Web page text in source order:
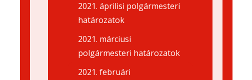
2021. áprilisi polgármesteri
határozatok
2021. márciusi
polgármesteri határozatok
2021. februári